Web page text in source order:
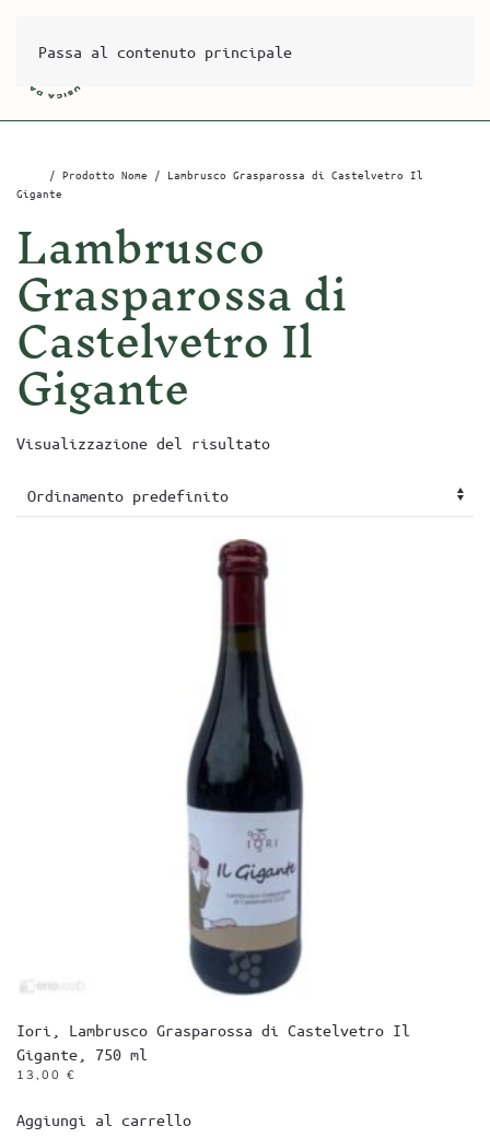
Passa al contenuto principale
/ Prodotto Nome / Lambrusco Grasparossa di Castelvetro Il
Gigante
Lambrusco
Grasparossa di
Castelvetro Il
Gigante
Visualizzazione del risultato
Iori, Lambrusco Grasparossa di Castelvetro Il
Gigante, 750 ml
13,00 €
Aggiungi al carrello